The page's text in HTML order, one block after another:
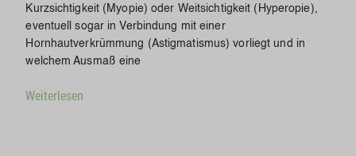
Kurzsichtigkeit (Myopie) oder Weitsichtigkeit (Hyperopie),
eventuell sogar in Verbindung mit einer
Hornhautverkrümmung (Astigmatismus) vorliegt und in
welchem Ausmaß eine
Weiterlesen